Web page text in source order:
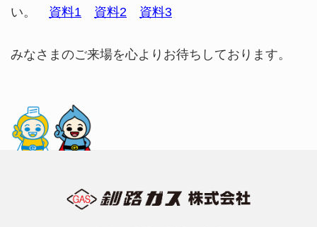
い。 資料1 資料2 資料3
みなさまのご来場を心よりお待ちしております。